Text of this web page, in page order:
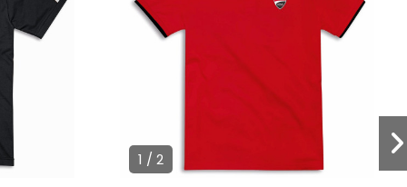
1 / 2